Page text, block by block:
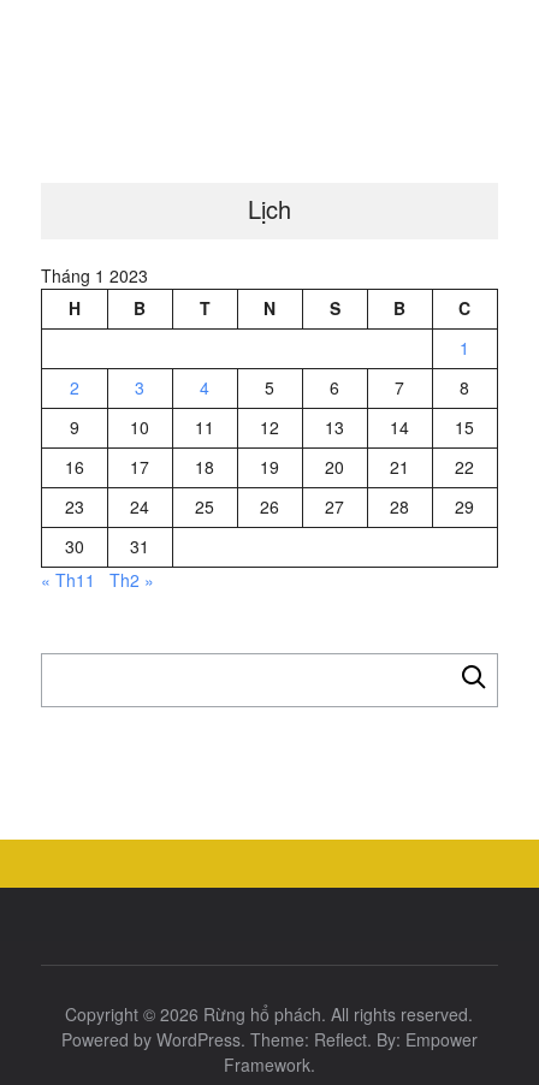
Lịch
Tháng 1 2023
H
B T N S B
C
1
2
3 4 5 6 7
8
9
10 11 12 13 14
15
16
17 18 19 20 21
22
23
24 25 26 27 28
29
30
31
« Th11
Th2 »
cho:
Copyright © 2026 Rừng hổ phách. All rights reserved.
Powered by WordPress. Theme: Reflect. By: Empower
Framework.